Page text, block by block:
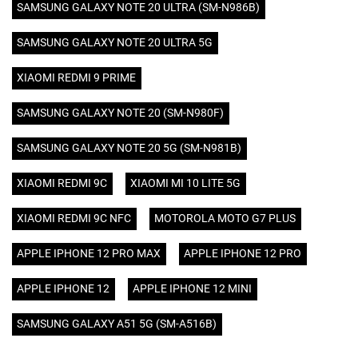
SAMSUNG GALAXY NOTE 20 ULTRA (SM-N986B)
SAMSUNG GALAXY NOTE 20 ULTRA 5G
XIAOMI REDMI 9 PRIME
SAMSUNG GALAXY NOTE 20 (SM-N980F)
SAMSUNG GALAXY NOTE 20 5G (SM-N981B)
XIAOMI REDMI 9C XIAOMI MI 10 LITE 5G
XIAOMI REDMI 9C NFC MOTOROLA MOTO G7 PLUS
APPLE IPHONE 12 PRO MAX APPLE IPHONE 12 PRO
APPLE IPHONE 12 APPLE IPHONE 12 MINI
SAMSUNG GALAXY A51 5G (SM-A516B)